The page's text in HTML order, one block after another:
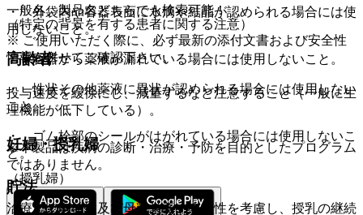
・ 外袋内や容器表面に水滴や結晶が認められる場合には使
用しないこと。
・ 容器から薬液が漏れている場合には使用しないこと。
・ 性状その他薬液に異状が認められる場合には使用しない
こと。
・ ゴム栓部のシールがはがれている場合には使用しないこ
と。
貯法
（特定の背景を有する患者に関する注意）
高齢者
投与速度を緩徐にし、減量するなど注意すること（一般に生
理機能が低下している）。
妊婦・授乳婦
（授乳婦）
治療上の有益性及び母乳栄養の有益性を考慮し、授乳の継続
一般名、製品名どちらでも検索可能！
※ ご使用いただく際に、必ず最新の添付文書および安全性
情報も併せてご確認下さい。
※本製品は疾病の診断・治療・予防を目的としたプログラム
ではありません。